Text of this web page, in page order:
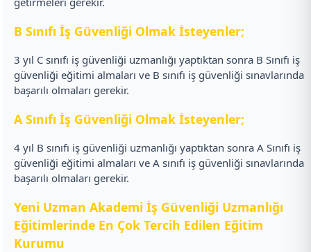
B Sınıfı İş Güvenliği Olmak İsteyenler;
3 yıl C sınıfı iş güvenliği uzmanlığı yaptıktan sonra B Sınıfı iş
güvenliği eğitimi almaları ve B sınıfı iş güvenliği sınavlarında
başarılı olmaları gerekir.
A Sınıfı İş Güvenliği Olmak İsteyenler;
4 yıl B sınıfı iş güvenliği uzmanlığı yaptıktan sonra A Sınıfı iş
güvenliği eğitimi almaları ve A sınıfı iş güvenliği sınavlarında
başarılı olmaları gerekir.
Yeni Uzman Akademi İş Güvenliği Uzmanlığı
Eğitimlerinde En Çok Tercih Edilen Eğitim
Kurumu